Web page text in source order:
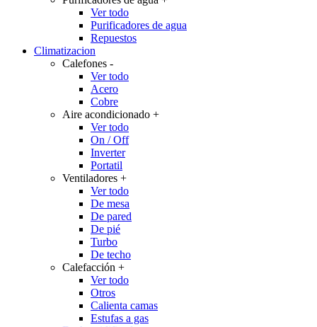
Ver todo
Purificadores de agua
Repuestos
Climatizacion
Calefones -
Ver todo
Acero
Cobre
Aire acondicionado +
Ver todo
On / Off
Inverter
Portatil
Ventiladores +
Ver todo
De mesa
De pared
De pié
Turbo
De techo
Calefacción +
Ver todo
Otros
Calienta camas
Estufas a gas